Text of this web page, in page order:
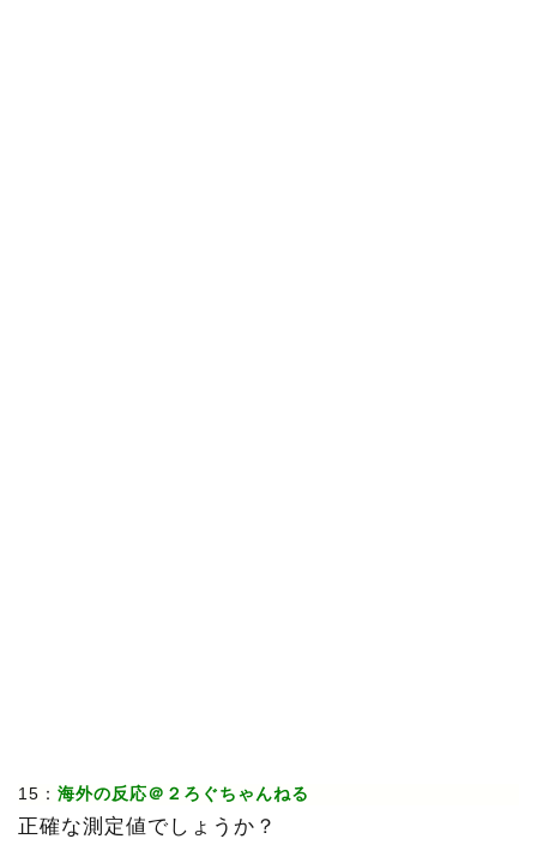
15： 海外の反応＠２ろぐちゃんねる
正確な測定値でしょうか？